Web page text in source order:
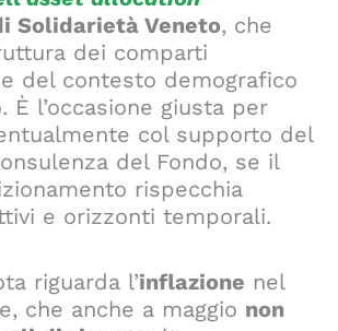
Solidarietà Veneto, che
dei comparti
del contesto demografico
È l’occasione giusta per
col supporto del
del Fondo, se il
rispecchia
e orizzonti temporali.
riguarda l’inflazione nel
che anche a maggio non